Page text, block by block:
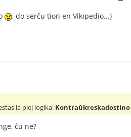
, do serĉu tion en Vikipedio...)
la plej logika: Kontraŭkreskadostino
ĉu ne?